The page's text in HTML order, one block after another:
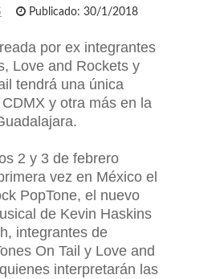
Publicado: 30/1/2018
por ex integrantes
Love and Rockets y
tendrá una única
y otra más en la
2 y 3 de febrero
vez en México el
PopTone, el nuevo
de Kevin Haskins
integrantes de
On Tail y Love and
interpretarán las